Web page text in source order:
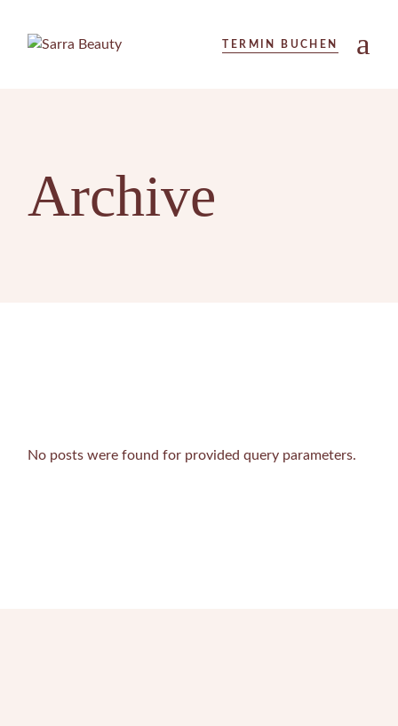
content
TERMIN BUCHEN
Archive
No posts were found for provided query parameters.